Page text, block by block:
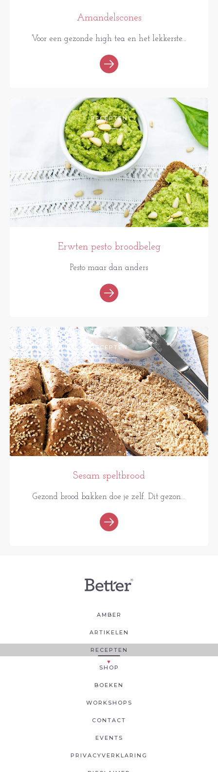
Amandelscones
Voor een gezonde high tea en het lekkerste...
RECEPTEN
Erwten pesto broodbeleg
Pesto maar dan anders
RECEPTEN
Sesam speltbrood
Gezond brood bakken doe je zelf. Dit gezon...
AMBER
ARTIKELEN
RECEPTEN
SHOP
BOEKEN
WORKSHOPS
CONTACT
EVENTS
PRIVACYVERKLARING